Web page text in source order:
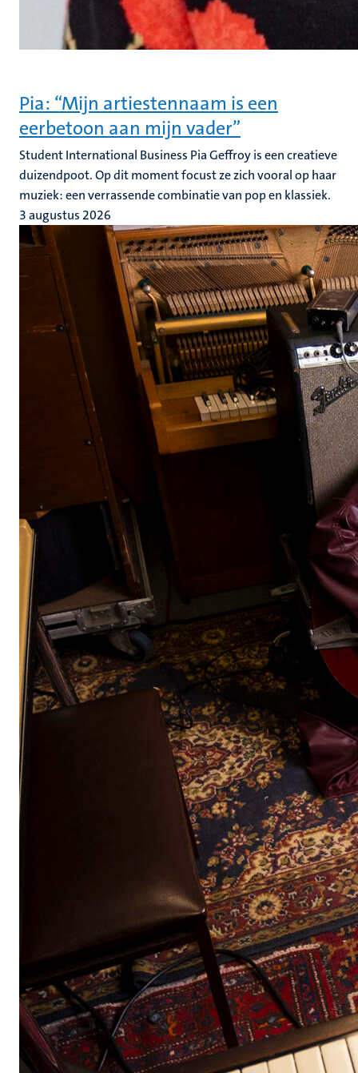
Pia: “Mijn artiestennaam is een
eerbetoon aan mijn vader”
Student International Business Pia Geffroy is een creatieve
duizendpoot. Op dit moment focust ze zich vooral op haar
muziek: een verrassende combinatie van pop en klassiek.
3 augustus 2026